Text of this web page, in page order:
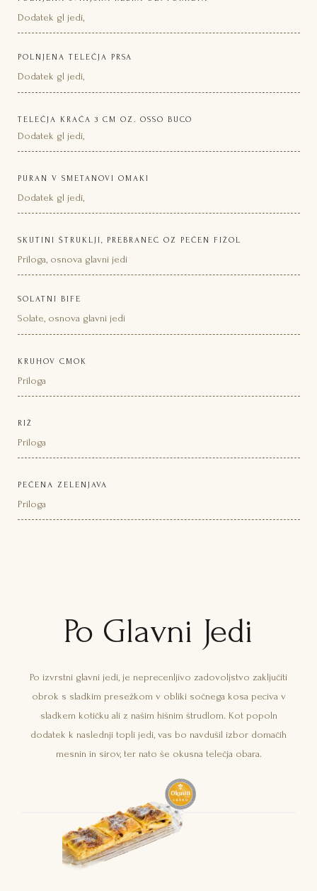
Dodatek gl jedi,
POLNJENA TELEČJA PRSA
Dodatek gl jedi,
TELEČJA KRAČA 3 CM OZ. OSSO BUCO
Dodatek gl jedi,
PURAN V SMETANOVI OMAKI
Dodatek gl jedi,
SKUTINI ŠTRUKLJI, PREBRANEC OZ PEČEN FIŽOL
Priloga, osnova glavni jedi
SOLATNI BIFE
Solate, osnova glavni jedi
KRUHOV CMOK
Priloga
RIŽ
Priloga
PEČENA ZELENJAVA
Priloga
Po Glavni Jedi
Po izvrstni glavni jedi, je neprecenljivo zadovoljstvo zaključiti
obrok s sladkim presežkom v obliki sočnega kosa peciva v
sladkem kotičku ali z našim hišnim štrudlom. Kot popoln
dodatek k naslednji topli jedi, vas bo navdušil izbor domačih
mesnin in sirov, ter nato še okusna telečja obara.